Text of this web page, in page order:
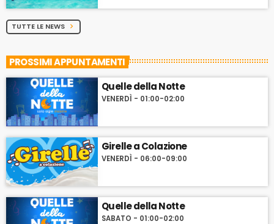
TUTTE LE NEWS chevron_right
PROSSIMI APPUNTAMENTI
Quelle della Notte
VENERDÌ - 01:00-02:00
Girelle a Colazione
VENERDÌ - 06:00-09:00
Quelle della Notte
SABATO - 01:00-02:00